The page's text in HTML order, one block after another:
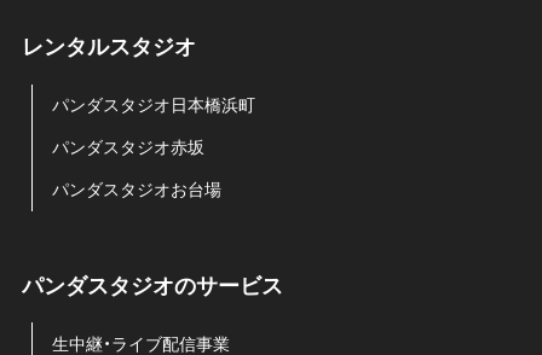
レンタルスタジオ
パンダスタジオ日本橋浜町
パンダスタジオ赤坂
パンダスタジオお台場
パンダスタジオのサービス
生中継・ライブ配信事業